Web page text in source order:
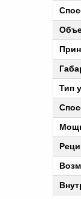
Тип